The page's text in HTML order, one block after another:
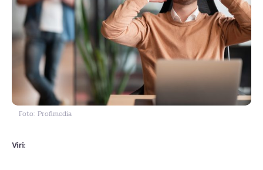
Foto: Profimedia
Viri: